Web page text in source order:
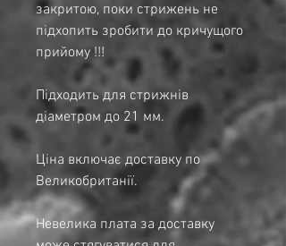
закритою, поки стрижень не
підхопить зробити до кричущого
прийому !!!
Підходить для стрижнів
діаметром до 21 мм.
Ціна включає доставку по
Великобританії.
Невелика плата за доставку